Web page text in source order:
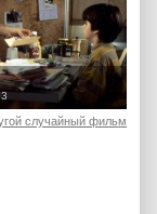
случайный фильм